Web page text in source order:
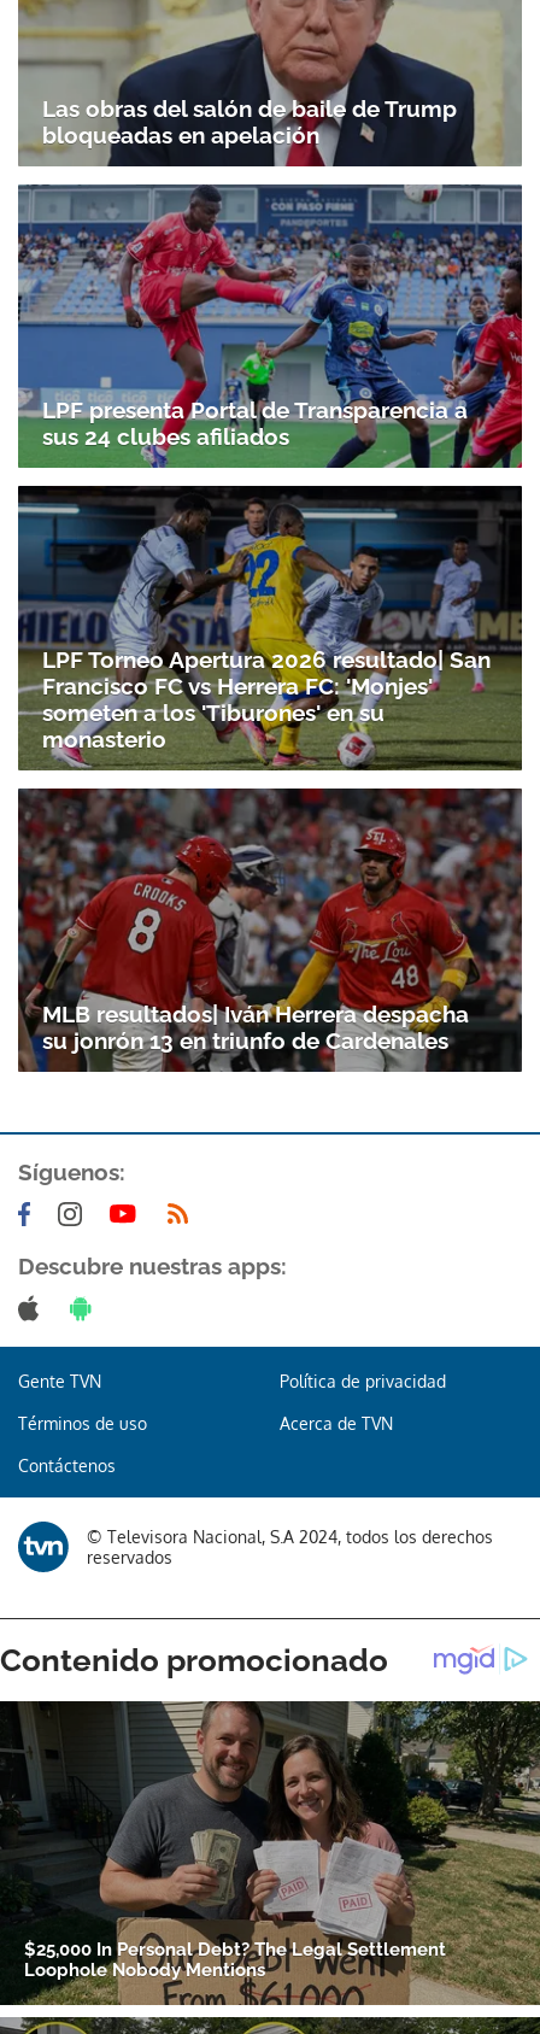
Gracias por suscribirte a nuestro boletín.
ACEPTAR
Las obras del salón de baile de Trump
bloqueadas en apelación
LPF presenta Portal de Transparencia a
sus 24 clubes afiliados
LPF Torneo Apertura 2026 resultado| San
Francisco FC vs Herrera FC: 'Monjes'
someten a los 'Tiburones' en su
monasterio
MLB resultados| Iván Herrera despacha
su jonrón 13 en triunfo de Cardenales
Síguenos:
Descubre nuestras apps:
Gente TVN Política de privacidad
Términos de uso Acerca de TVN
Contáctenos
© Televisora Nacional, S.A 2024, todos los derechos
reservados